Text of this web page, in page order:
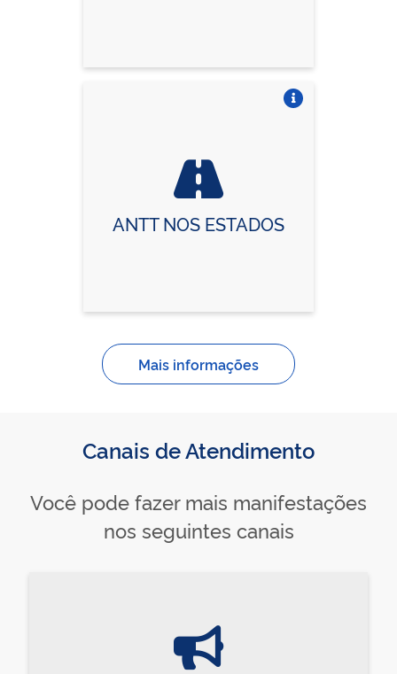
ANTT NOS ESTADOS
Mais informações
Canais de Atendimento
Você pode fazer mais manifestações
nos seguintes canais